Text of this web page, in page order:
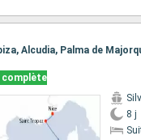
Alcudia, Palma de
complète
8 j